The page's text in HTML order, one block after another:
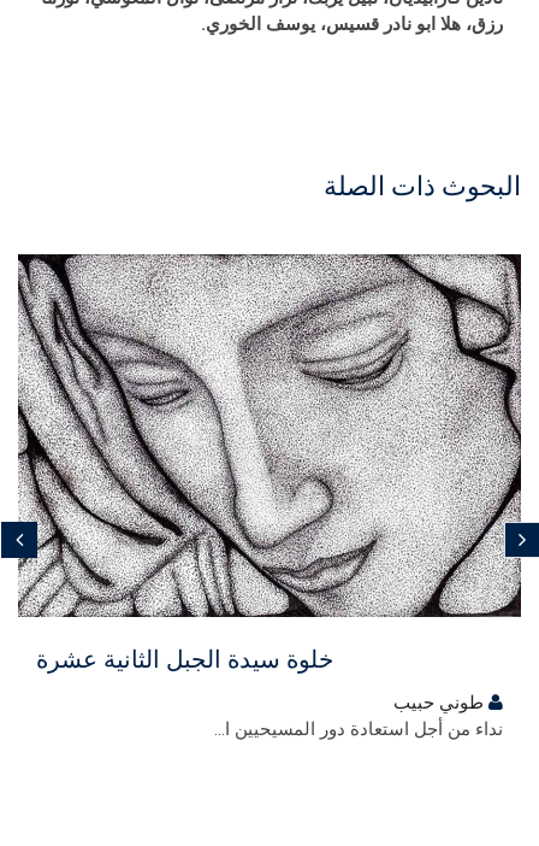
رزق، هلا ابو نادر قسيس، يوسف الخوري.
البحوث ذات الصلة
مجاني
خلوة سيدة الجبل الثانية عشرة
نداء من أجل استعادة دور المسيحيين ا...